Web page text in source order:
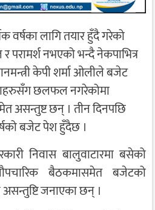
लागि तयार हुँदै गरेको
परामर्श नभएको भन्दै नेकपाभित्र
केपी शर्मा ओलीले बजेट
छलफल नगरेकोमा
असन्तुष्ट छन् । तीन दिनपछि
बजेट पेश हुँदैछ ।
निवास बालुवाटारमा बसेको
बैठकमासमेत बजेटको
जनाएका छन् ।